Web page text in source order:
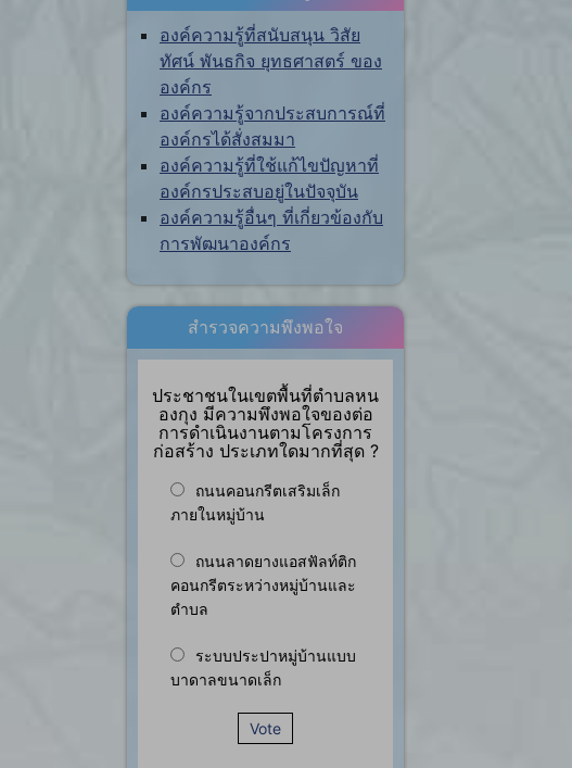
องค์ความรู้ที่สนับสนุน วิสัย
ทัศน์ พันธกิจ ยุทธศาสตร์ ของ
องค์กร
องค์ความรู้จากประสบการณ์ที่
องค์กรได้สั่งสมมา
องค์ความรู้ที่ใช้แก้ไขปัญหาที่
องค์กรประสบอยู่ในปัจจุบัน
องค์ความรู้อื่นๆ ที่เกี่ยวข้องกับ
การพัฒนาองค์กร
สำรวจความพึงพอใจ
ประชาชนในเขตพื้นที่ตำบลหน
องกุง มีความพึงพอใจของต่อ
การดำเนินงานตามโครงการ
ก่อสร้าง ประเภทใดมากที่สุด ?
ถนนคอนกรีตเสริมเล็ก
ภายในหมู่บ้าน
ถนนลาดยางแอสฟัลท์ติก
คอนกรีตระหว่างหมู่บ้านและ
ตำบล
ระบบประปาหมู่บ้านแบบ
บาดาลขนาดเล็ก
Vote